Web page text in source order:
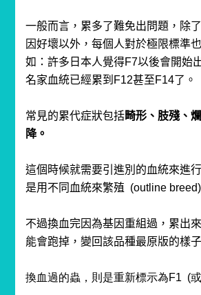
一般而言，累多了難免出問題， 除
因好壞以外，每個人對於極限標準
如：許多日本人覺得F7以後會開始
名家血統已經累到F12甚至F14了。
常見的累代症狀包括畸形、肢殘、
降。
這個時候就需要引進別的血統來進行
是用不同血統來繁殖 (outline breed)
不過換血完因為基因重組過，累出
能會跑掉，變回該品種最原版的樣
換血過的蟲，則是重新標示為F1 (